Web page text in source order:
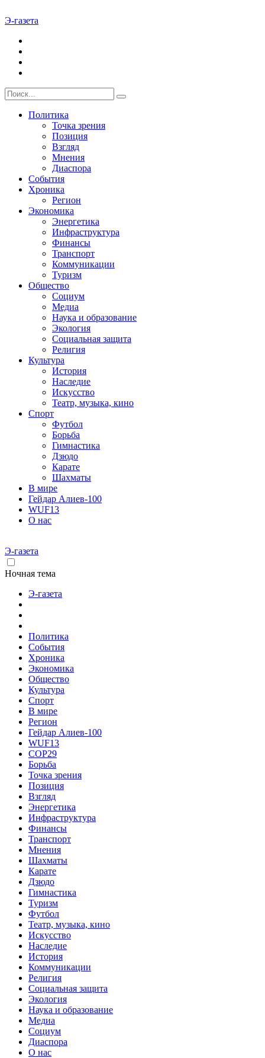
Э-газета
Политика
Точка зрения
Позиция
Взгляд
Мнения
Диаспора
События
Хроника
Регион
Экономика
Энергетика
Инфраструктура
Финансы
Транспорт
Коммуникации
Туризм
Общество
Социум
Медиа
Наука и образование
Экология
Социальная защита
Религия
Культура
История
Наследие
Искусство
Театр, музыка, кино
Спорт
Футбол
Борьба
Гимнастика
Дзюдо
Карате
Шахматы
В мире
Гейдар Алиев-100
WUF13
О нас
Э-газета
Ночная тема
Э-газета
Политика
События
Хроника
Экономика
Общество
Культура
Спорт
В мире
Регион
Гейдар Алиев-100
WUF13
COP29
Борьба
Точка зрения
Позиция
Взгляд
Энергетика
Инфраструктура
Финансы
Транспорт
Мнения
Шахматы
Карате
Дзюдо
Гимнастика
Туризм
Футбол
Театр, музыка, кино
Искусство
Наследие
История
Коммуникации
Религия
Социальная защита
Экология
Наука и образование
Медиа
Социум
Диаспора
О нас